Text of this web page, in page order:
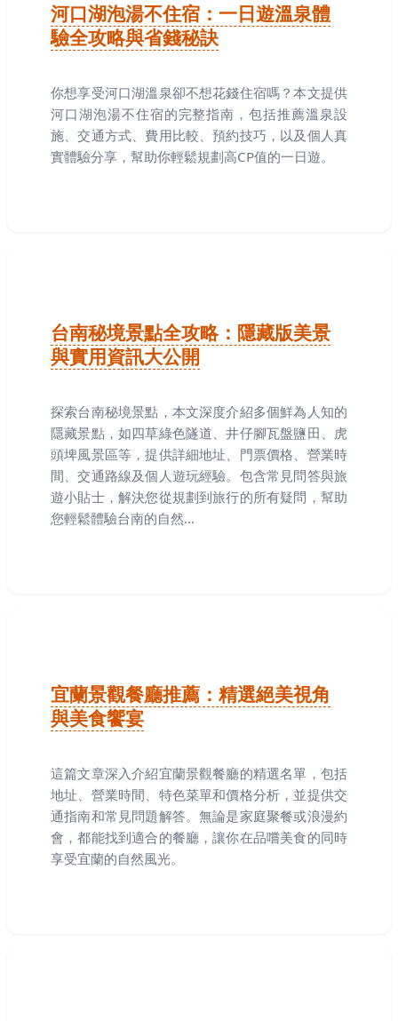
河口湖泡湯不住宿：一日遊溫泉體
驗全攻略與省錢秘訣
你想享受河口湖溫泉卻不想花錢住宿嗎？本文提供
河口湖泡湯不住宿的完整指南，包括推薦溫泉設
施、交通方式、費用比較、預約技巧，以及個人真
實體驗分享，幫助你輕鬆規劃高CP值的一日遊。
台南秘境景點全攻略：隱藏版美景
與實用資訊大公開
探索台南秘境景點，本文深度介紹多個鮮為人知的
隱藏景點，如四草綠色隧道、井仔腳瓦盤鹽田、虎
頭埤風景區等，提供詳細地址、門票價格、營業時
間、交通路線及個人遊玩經驗。包含常見問答與旅
遊小貼士，解決您從規劃到旅行的所有疑問，幫助
您輕鬆體驗台南的自然...
宜蘭景觀餐廳推薦：精選絕美視角
與美食饗宴
這篇文章深入介紹宜蘭景觀餐廳的精選名單，包括
地址、營業時間、特色菜單和價格分析，並提供交
通指南和常見問題解答。無論是家庭聚餐或浪漫約
會，都能找到適合的餐廳，讓你在品嚐美食的同時
享受宜蘭的自然風光。